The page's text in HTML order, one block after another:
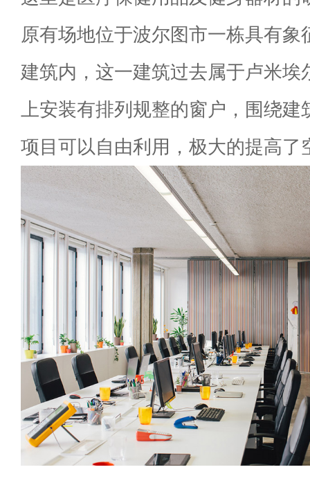
原有场地位于波尔图市一栋具有象
建筑内，这一建筑过去属于卢米埃
上安装有排列规整的窗户，围绕
项目可以自由利用，极大的提高了